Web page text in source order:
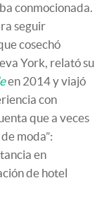
conmocionada.
seguir
cosechó
York, relató su
en 2014 y viajó
con
que a veces
moda”:
en
de hotel